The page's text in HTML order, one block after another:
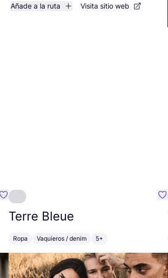
Añade a la ruta Visita sitio web
Favoritos {nombre}
Terre Bleue
Ropa Vaquieros / denim 5+